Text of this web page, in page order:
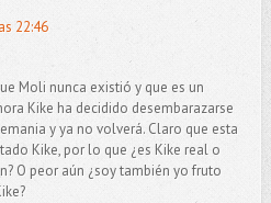
22:46
Moli nunca existió y que es un
Kike ha decidido desembarazarse
y ya no volverá. Claro que esta
Kike, por lo que ¿es Kike real o
O peor aún ¿soy también yo fruto